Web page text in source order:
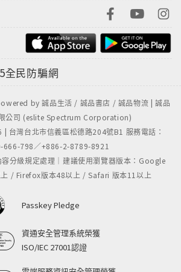
全民防騙網
by 誠品生活 / 誠品書店 / 誠品物流 | 誠品
公司 (eslite Spectrum Corporation)
台灣台北市信義區松德路204號B1 服務電話：
666-798／+886-2-8789-8921
分級規定處理｜建議使用瀏覽器版本：Google
/ Firefox版本48以上 / Safari 版本11以上
Passkey Pledge
資通安全管理系統榮獲
ISO/IEC 27001認證